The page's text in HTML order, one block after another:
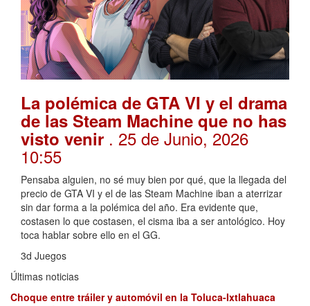
La polémica de GTA VI y el drama
de las Steam Machine que no has
visto venir . 25 de Junio, 2026
10:55
Pensaba alguien, no sé muy bien por qué, que la llegada del
precio de GTA VI y el de las Steam Machine iban a aterrizar
sin dar forma a la polémica del año. Era evidente que,
costasen lo que costasen, el cisma iba a ser antológico. Hoy
toca hablar sobre ello en el GG.
3d Juegos
Últimas noticias
Choque entre tráiler y automóvil en la Toluca-Ixtlahuaca